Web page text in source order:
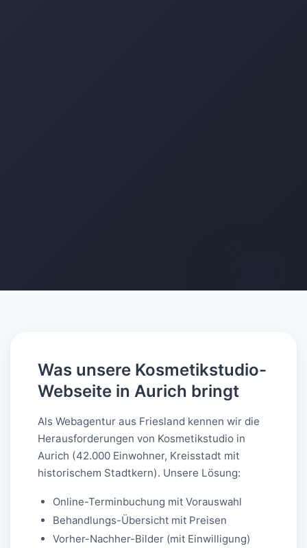
Was unsere Kosmetikstudio-
Webseite in Aurich bringt
Als Webagentur aus Friesland kennen wir die
Herausforderungen von Kosmetikstudio in
Aurich (42.000 Einwohner, Kreisstadt mit
historischem Stadtkern). Unsere Lösung:
Online-Terminbuchung mit Vorauswahl
Behandlungs-Übersicht mit Preisen
Vorher-Nachher-Bilder (mit Einwilligung)